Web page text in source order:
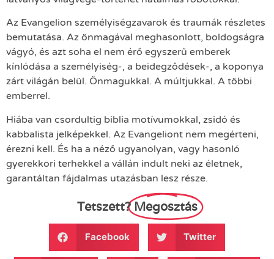
Az Evangelion személyiségzavarok és traumák részletes
bemutatása. Az önmagával meghasonlott, boldogságra
vágyó, és azt soha el nem érő egyszerű emberek
kínlódása a személyiség-, a beidegződések-, a koponya
zárt világán belül. Önmagukkal. A múltjukkal. A többi
emberrel.
Hiába van csordultig biblia motívumokkal, zsidó és
kabbalista jelképekkel. Az Evangeliont nem megérteni,
érezni kell. És ha a néző ugyanolyan, vagy hasonló
gyerekkori terhekkel a vállán indult neki az életnek,
garantáltan fájdalmas utazásban lesz része.
Tetszett?Megosztás
Facebook Twitter